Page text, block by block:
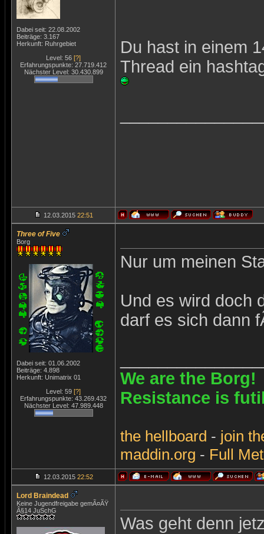
Dabei seit: 22.08.2002
Beiträge: 3.167
Herkunft: Ruhrgebiet
Level: 56 [?]
Erfahrungspunkte: 27.719.412
Nächster Level: 30.430.899
Du hast in einem
Thread ein
12.03.2015 22:51
Three of Five
Borg
Dabei seit: 01.06.2002
Beiträge: 4.898
Herkunft: Unimatrix 01
Level: 59 [?]
Erfahrungspunkte: 43.269.432
Nächster Level: 47.989.448
Nur um meinen
Und es wird doch
darf es sich dann
We are the Borg!
Resistance is
the hellboard - join
maddin.org - Full
12.03.2015 22:52
Lord Braindead
Keine Jugendfreigabe gemÃ¤ÃŸ
Â§14 JuSchG
Was geht denn